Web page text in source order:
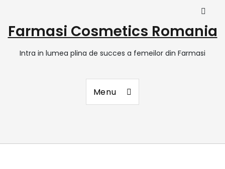
Farmasi Cosmetics Romania
Intra in lumea plina de succes a femeilor din Farmasi
Menu